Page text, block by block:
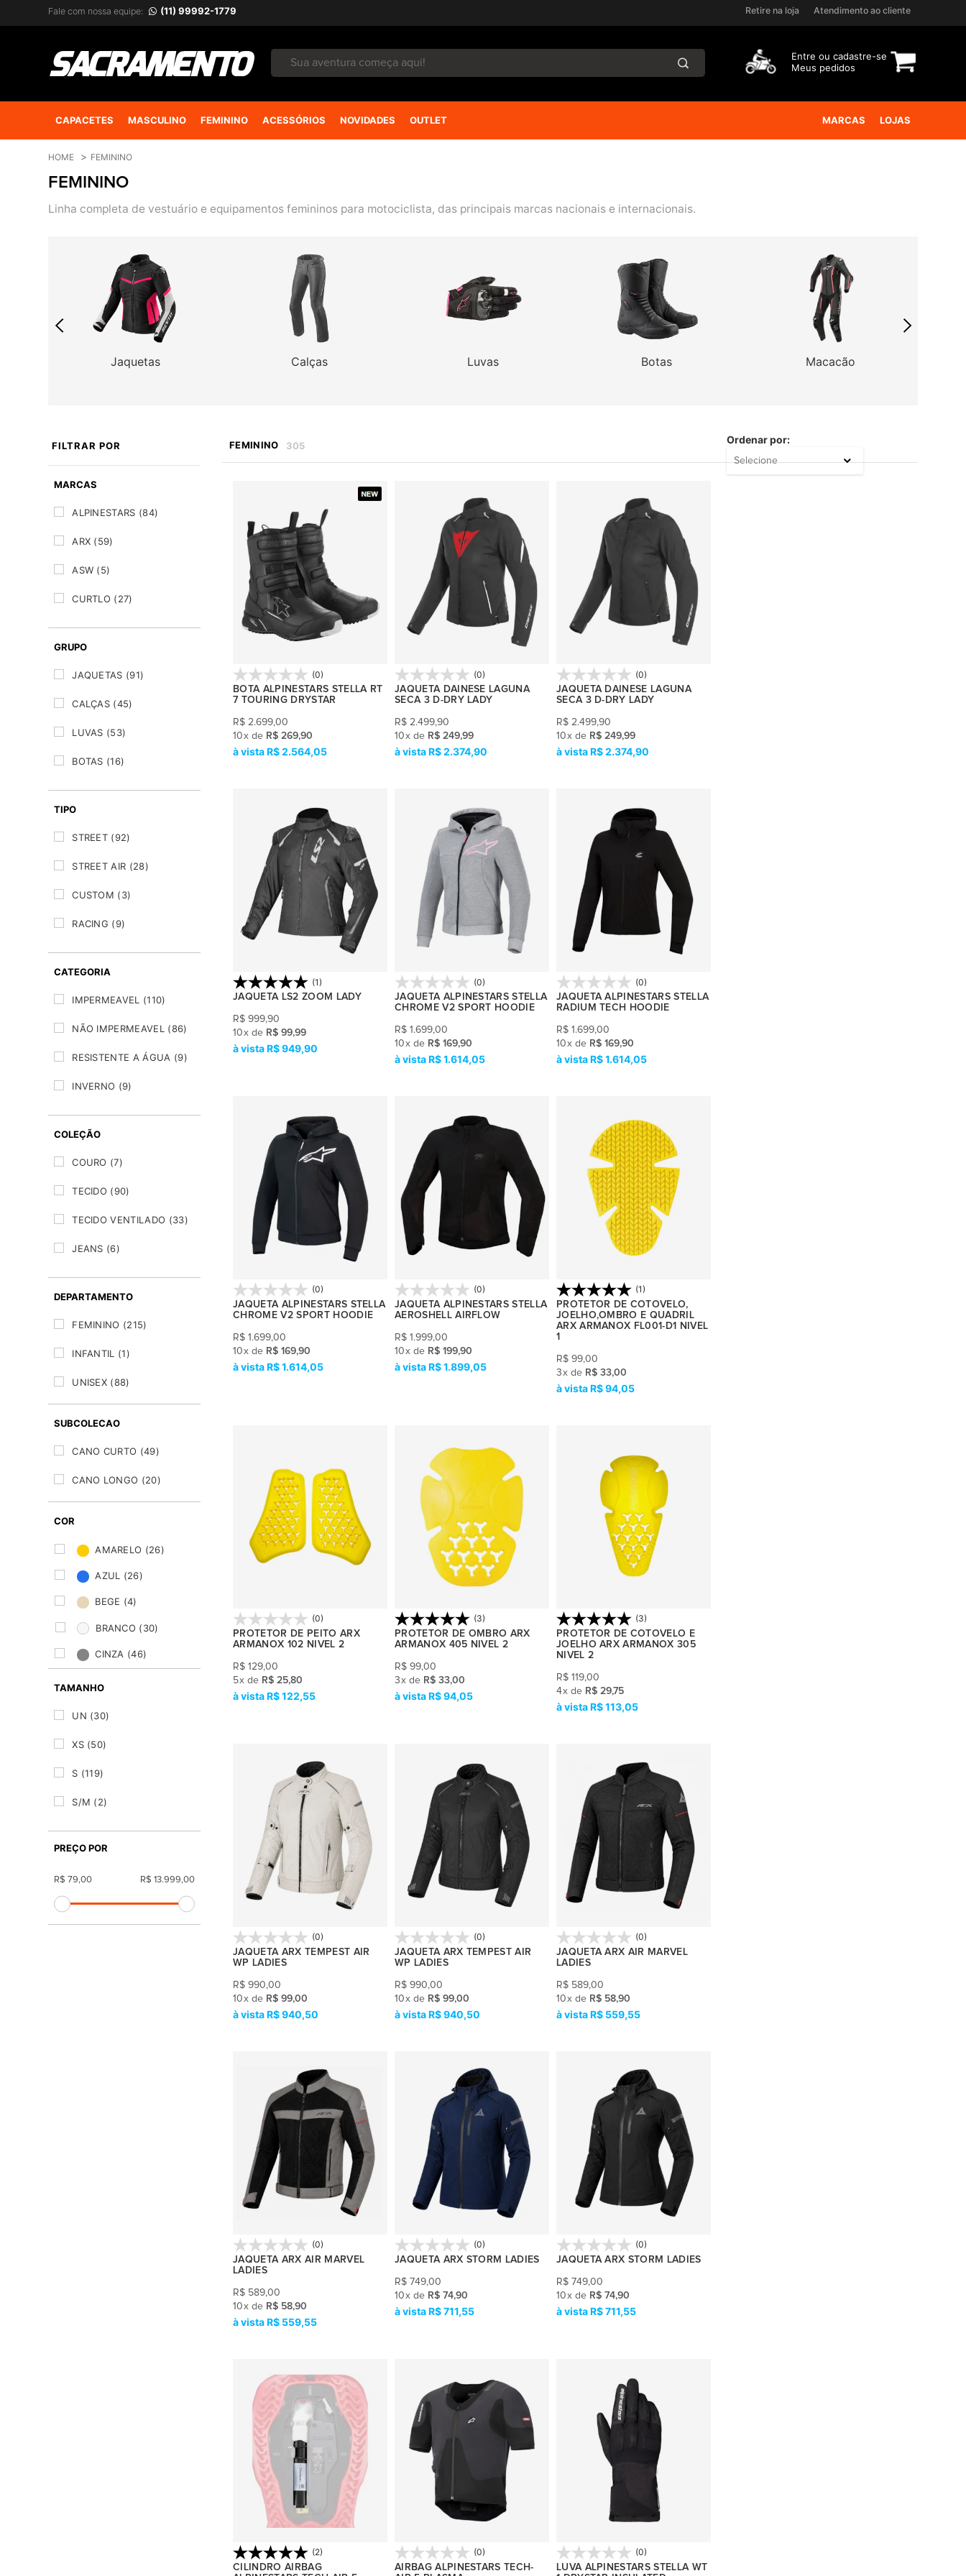
Fale com nossa equipe: (11) 99992-1779 Retire na loja Atendimento ao cliente
Entre ou cadastre-se
Meus pedidos
CAPACETES MASCULINO FEMININO ACESSÓRIOS NOVIDADES OUTLET LOJAS
MARCAS
HOME FEMININO
FEMININO
Linha completa de vestuário e equipamentos femininos para motociclista, das principais marcas nacionais e internacionais.
Jaquetas Calças Luvas Botas Macacão
FILTRARPOR
CATEGORIA
IMPERMEAVEL (110)
NÃO IMPERMEAVEL (86)
RESISTENTE A ÁGUA (9)
INVERNO (9)
MEIA ESTAÇÃO(14)
VERÃO
COLEÇÃO
COURO (7)
TECIDO (90)
TECIDO VENTILADO (33)
JEANS (6)
CANO CURTO(23)
COR
AMARELO (26)
AZUL (26)
BEGE (4)
BRANCO (30)
CINZA (46)
ROSA
ROXO(2)
VERMELHO
DEPARTAMENTO
FEMININO (215)
INFANTIL (1)
UNISEX (88)
GRUPO
JAQUETAS (91)
CALÇAS (45)
LUVAS (53)
BOTAS (16)
MACACÃO(2)
TAMANHO
UN (30)
XS (50)
S (119)
S/M (2)
P(1)
TIPO
STREET (92)
STREET AIR (28)
CUSTOM (3)
RACING (9)
TOURING(67)
AIRBAG(5)
COLETES(7)
COTOVELEIRAS
JOELHEIRA(4)
PROTETOR DE QUADRIL
SUBCOLECAO
CANO CURTO (49)
CANO LONGO (20)
MARCAS
ALPINESTARS (84)
ARX (59)
ASW (5)
CURTLO (27)
DAINESE(5)
PREÇO POR
FEMININO 305 Ordenar por:
Selecione
(0)
BOTA ALPINESTARS STELLA RT
7 TOURING DRYSTAR
R$ 2.699,00
10x de R$ 269,90
R$ 2.564,05
(0)
JAQUETA DAINESE LAGUNA
SECA 3 D-DRY LADY
R$ 2.499,90
10x de R$ 249,99
R$ 2.374,90
(0)
JAQUETA DAINESE LAGUNA
SECA 3 D-DRY LADY
R$ 2.499,90
10x de R$ 249,99
R$ 2.374,90
(1)
JAQUETA LS2 ZOOM LADY
R$ 999,90
10x de R$ 99,99
R$ 949,90
(0)
JAQUETA ALPINESTARS STELLA
CHROME V2 SPORT HOODIE
R$ 1.699,00
10x de R$ 169,90
R$ 1.614,05
(0)
JAQUETA ALPINESTARS STELLA
RADIUM TECH HOODIE
R$ 1.699,00
10x de R$ 169,90
R$ 1.614,05
(0)
JAQUETA ALPINESTARS STELLA
CHROME V2 SPORT HOODIE
R$ 1.699,00
10x de R$ 169,90
R$ 1.614,05
(0)
JAQUETA ALPINESTARS STELLA
AEROSHELL AIRFLOW
R$ 1.999,00
10x de R$ 199,90
R$ 1.899,05
(1)
PROTETOR DE COTOVELO,
JOELHO,OMBRO E QUADRIL
ARX ARMANOX FL001-D1 NIVEL
1
R$ 99,00
3x de R$ 33,00
R$ 94,05
(0)
PROTETOR DE PEITO ARX
ARMANOX 102 NIVEL 2
R$ 129,00
5x de R$ 25,80
R$ 122,55
(3)
PROTETOR DE OMBRO ARX
ARMANOX 405 NIVEL 2
R$ 99,00
3x de R$ 33,00
R$ 94,05
(3)
PROTETOR DE COTOVELO E
JOELHO ARX ARMANOX 305
NIVEL 2
R$ 119,00
4x de R$ 29,75
R$ 113,05
(0)
JAQUETA ARX TEMPEST AIR
WP LADIES
R$ 990,00
10x de R$ 99,00
R$ 940,50
(0)
JAQUETA ARX TEMPEST AIR
WP LADIES
R$ 990,00
10x de R$ 99,00
R$ 940,50
(0)
JAQUETA ARX AIR MARVEL
LADIES
R$ 589,00
10x de R$ 58,90
R$ 559,55
(0)
JAQUETA ARX AIR MARVEL
LADIES
R$ 589,00
10x de R$ 58,90
R$ 559,55
(0)
JAQUETA ARX STORM LADIES
R$ 749,00
10x de R$ 74,90
R$ 711,55
(0)
JAQUETA ARX STORM LADIES
R$ 749,00
10x de R$ 74,90
R$ 711,55
(2)
CILINDRO AIRBAG
(0)
AIRBAG ALPINESTARS TECH-
(0)
LUVA ALPINESTARS STELLA WT